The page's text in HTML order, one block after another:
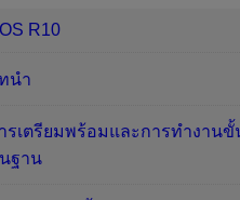
R10
นำ
รเตรียมพร้อมและการทำงานขั้
ฐาน